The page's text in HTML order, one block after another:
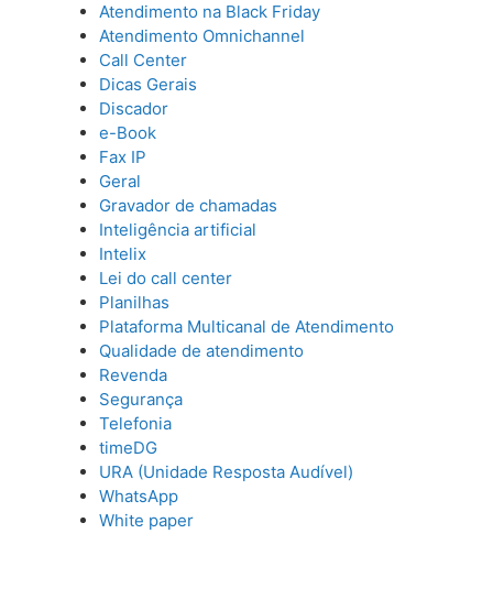
Atendimento na Black Friday
Atendimento Omnichannel
Call Center
Dicas Gerais
Discador
e-Book
Fax IP
Geral
Gravador de chamadas
Inteligência artificial
Intelix
Lei do call center
Planilhas
Plataforma Multicanal de Atendimento
Qualidade de atendimento
Revenda
Segurança
Telefonia
timeDG
URA (Unidade Resposta Audível)
WhatsApp
White paper